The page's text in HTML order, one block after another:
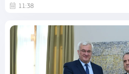
11:38